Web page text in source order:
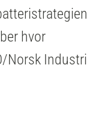
hvor
Norsk Industri